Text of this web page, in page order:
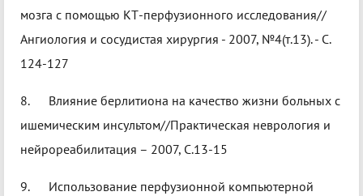
мозга с помощью КТ-перфузионного исследования//
Ангиология и сосудистая хирургия - 2007, №4(т.13). - С.
124-127
8. Влияние берлитиона на качество жизни больных с
ишемическим инсультом//Практическая неврология и
нейрореабилитация – 2007, С.13-15
9. Использование перфузионной компьютерной